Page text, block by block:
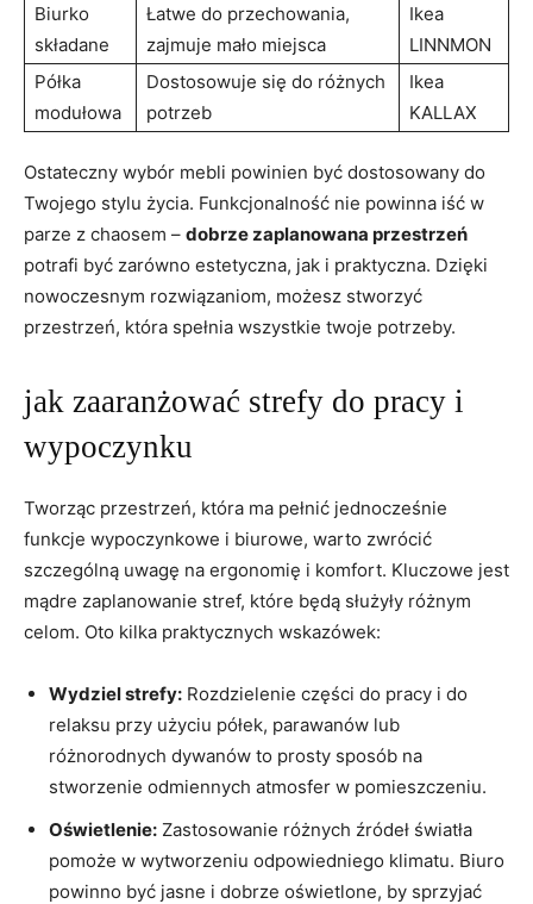
Biurko
składane
Łatwe do przechowania,
zajmuje mało miejsca
Ikea
LINNMON
Półka
modułowa
Dostosowuje się do różnych
potrzeb
Ikea
KALLAX
Ostateczny wybór mebli powinien być dostosowany do
Twojego stylu życia. Funkcjonalność nie powinna iść w
parze z chaosem – dobrze zaplanowana przestrzeń
potrafi być zarówno estetyczna, jak i praktyczna. Dzięki
nowoczesnym rozwiązaniom, możesz stworzyć
przestrzeń, która spełnia wszystkie twoje potrzeby.
jak zaaranżować strefy do pracy i
wypoczynku
Tworząc przestrzeń, która ma pełnić jednocześnie
funkcje wypoczynkowe i biurowe, warto zwrócić
szczególną uwagę na ergonomię i komfort. Kluczowe jest
mądre zaplanowanie stref, które będą służyły różnym
celom. Oto kilka praktycznych wskazówek:
Wydziel strefy: Rozdzielenie części do pracy i do
relaksu przy użyciu półek, parawanów lub
różnorodnych dywanów to prosty sposób na
stworzenie odmiennych atmosfer w pomieszczeniu.
Oświetlenie: Zastosowanie różnych źródeł światła
pomoże w wytworzeniu odpowiedniego klimatu. Biuro
powinno być jasne i dobrze oświetlone, by sprzyjać